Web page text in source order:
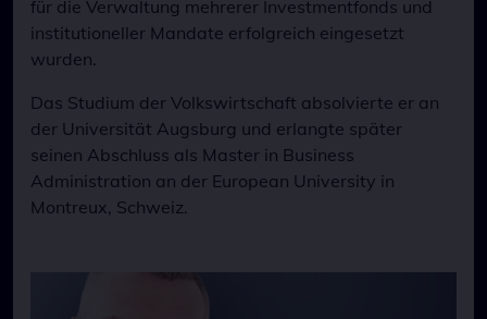
für die Verwaltung mehrerer Investmentfonds und
institutioneller Mandate erfolgreich eingesetzt
wurden.
Das Studium der Volkswirtschaft absolvierte er an
der Universität Augsburg und erlangte später
seinen Abschluss als Master in Business
Administration an der European University in
Montreux, Schweiz.